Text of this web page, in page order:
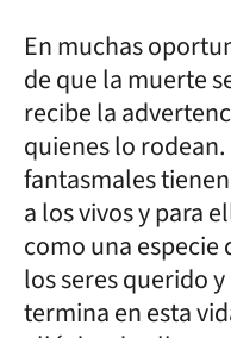
En muchas
de que la muerte
recibe la
quienes lo
fantasmales
a los vivos y para
como una especie
los seres querido
termina en esta